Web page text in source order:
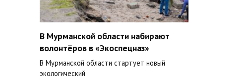
В Мурманской области набирают
волонтёров в «Экоспецназ»
В Мурманской области стартует новый
экологический